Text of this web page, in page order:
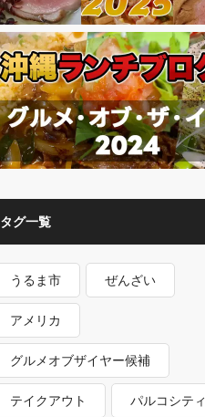
タグ一覧
うるま市 ぜんざい
アメリカ
グルメオブザイヤー候補
テイクアウト パルコシティ